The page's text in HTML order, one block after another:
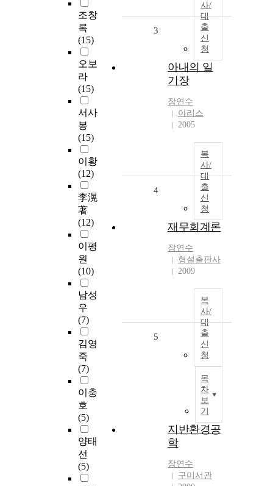
조창
록
(15)
오보
라
(15)
서사
봉
(15)
이황
(12)
李滉
著
(12)
이평
원
(10)
남성
우
(7)
김영
죽
(7)
이충
호
(5)
양태
선
(5)
사/
대
출
신
청
3
아내의 일
기장
장연수
아리스
2005
복
사/
대
출
신
청
4
재무회계론
장연수
형설출판사
2009
복
사/
대
출
신
청
목
차
보
기
5
지반환경공
학
장연수
구미서관